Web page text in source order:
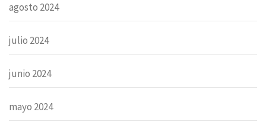
agosto 2024
julio 2024
junio 2024
mayo 2024